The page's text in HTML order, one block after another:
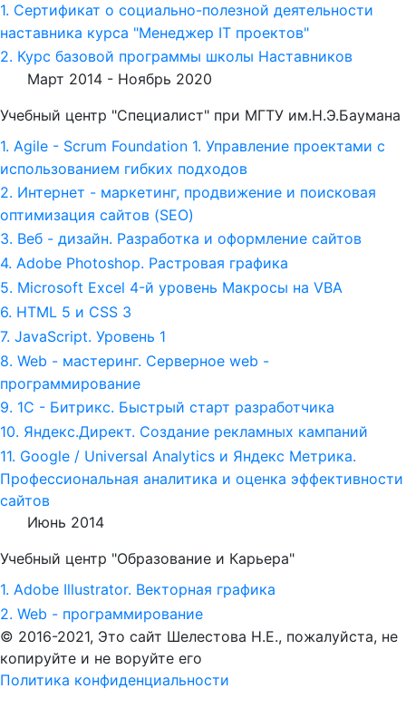
1. Сертификат о социально-полезной деятельности
наставника курса "Менеджер IT проектов"
2. Курс базовой программы школы Наставников
Март 2014 - Ноябрь 2020
Учебный центр "Специалист" при МГТУ им.Н.Э.Баумана
1. Agile - Scrum Foundation 1. Управление проектами с
использованием гибких подходов
2. Интернет - маркетинг, продвижение и поисковая
оптимизация сайтов (SEO)
3. Веб - дизайн. Разработка и оформление сайтов
4. Adobe Photoshop. Растровая графика
5. Microsoft Excel 4-й уровень Макросы на VBA
6. HTML 5 и СSS 3
7. JavaScript. Уровень 1
8. Web - мастеринг. Серверное web -
программирование
9. 1С - Битрикс. Быстрый старт разработчика
10. Яндекс.Директ. Создание рекламных кампаний
11. Google / Universal Analytics и Яндекс Метрика.
Профессиональная аналитика и оценка эффективности
сайтов
Июнь 2014
Учебный центр "Образование и Карьера"
1. Adobe Illustrator. Векторная графика
2. Web - программирование
© 2016-2021, Это сайт Шелестова Н.Е., пожалуйста, не
копируйте и не воруйте его
Политика конфиденциальности